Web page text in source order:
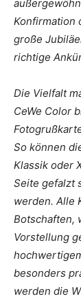
Konfirmation
große
richtige
Die Vielfalt
CeWe Color
So können
Klassik oder
Seite gefalzt
werden. Alle
Botschaften,
Vorstellung
besonders
werden die